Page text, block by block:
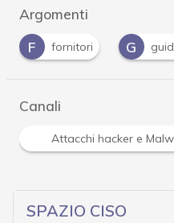
Argomenti
G
guida H
Canali
Attacchi hacker e
SPAZIO CISO